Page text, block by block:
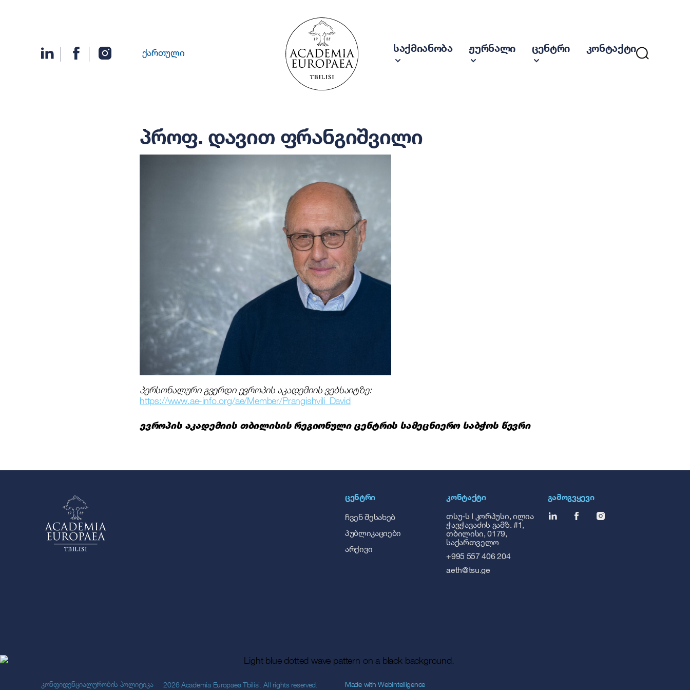
ქართული საქმიანობა ჟურნალი ცენტრი კონტაქტი
პროფ. დავით ფრანგიშვილი
პერსონალური გვერდი ევროპის აკადემიის ვებსაიტზე:
https://www.ae-info.org/ae/Member/Prangishvili_David
ევროპის აკადემიის თბილისის რეგიონული ცენტრის სამეცნიერო საბჭოს წევრი
ᲪᲔᲜᲢᲠᲘ
ჩვენ შესახებ
პუბლიკაციები
არქივი
ᲙᲝᲜᲢᲐᲥᲢᲘ
თსუ-ს I კორპუსი, ილია
ჭავჭავაძის გამზ. #1,
თბილისი, 0179,
საქართველო
+995 557 406 204
aeth@tsu.ge
ᲒᲐᲛᲝᲒᲕᲧᲔᲕᲘ
კონფიდენციალურობის პოლიტიკა 2026 Academia Europaea Tbilisi. All rights reserved. Made withWebintelligence